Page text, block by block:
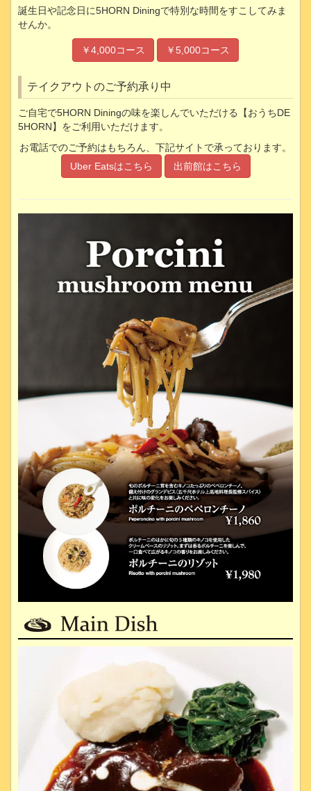
誕生日や記念日に5HORN Diningで特別な時間をすこしてみま
せんか。
￥4,000コース ￥5,000コース
テイクアウトのご予約承り中
ご自宅で5HORN Diningの味を楽しんでいただける【おうちDE
5HORN】をご利用いただけます。
お電話でのご予約はもちろん、下記サイトで承っております。
Uber Eatsはこちら
出前館はこちら